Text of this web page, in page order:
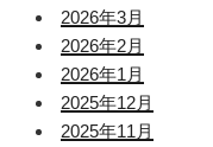
2026年3月
2026年2月
2026年1月
2025年12月
2025年11月